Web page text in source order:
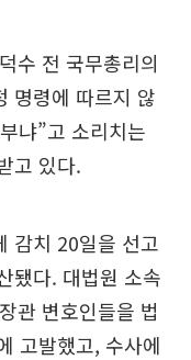
수 전 국무총리의
명령에 따르지 않
냐”고 소리치는
고 있다.
감치 20일을 선고
됐다. 대법원 소속
관 변호인들을 법
고발했고, 수사에